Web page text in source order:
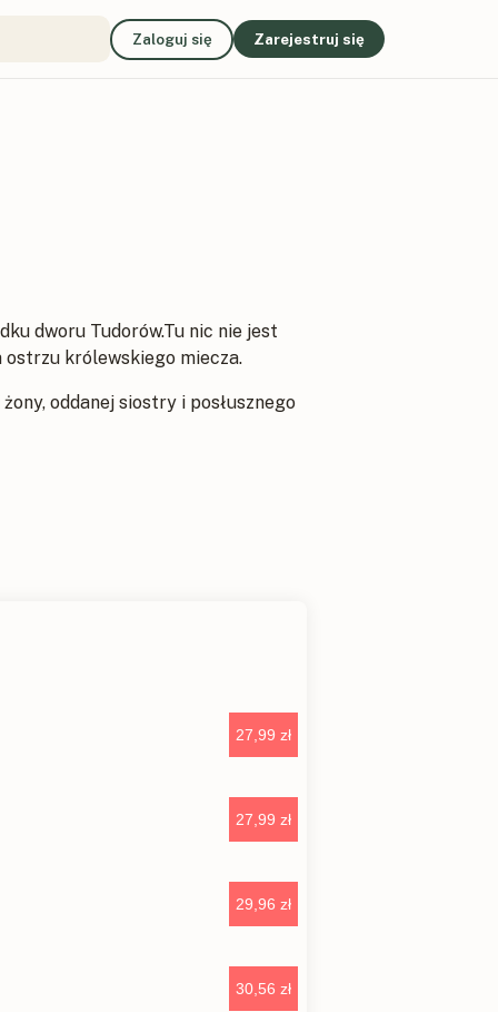
Zaloguj się Zarejestruj się
dworu Tudorów.Tu nic nie jest
ostrzu królewskiego miecza.
oddanej siostry i posłusznego